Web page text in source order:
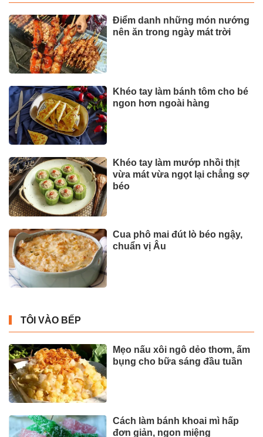
Điểm danh những món nướng
nên ăn trong ngày mát trời
Khéo tay làm bánh tôm cho bé
ngon hơn ngoài hàng
Khéo tay làm mướp nhồi thịt
vừa mát vừa ngọt lại chẳng sợ
béo
Cua phô mai đút lò béo ngậy,
chuẩn vị Âu
TÔI VÀO BẾP
Mẹo nấu xôi ngô dẻo thơm, ấm
bụng cho bữa sáng đầu tuần
Cách làm bánh khoai mì hấp
đơn giản, ngon miệng